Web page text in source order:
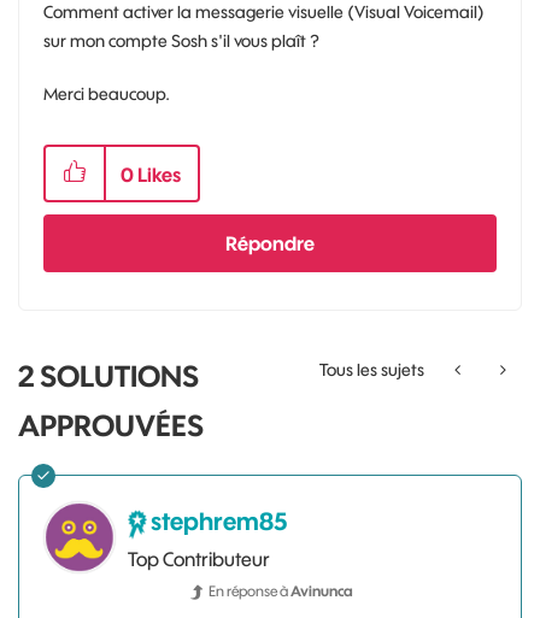
Comment activer la messagerie visuelle (Visual Voicemail)
sur mon compte Sosh s'il vous plaît ?
Merci beaucoup.
0 Likes
Répondre
Tous les sujets
2 SOLUTIONS
APPROUVÉES
stephrem85
Top Contributeur
En réponse àAvinunca